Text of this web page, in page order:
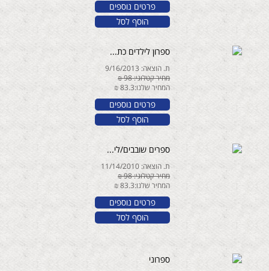
פרטים נוספים
הוסף לסל
ספרון לילדים כת...
ת. הוצאה: 9/16/2013
מחיר קטלוגי: 98 ₪
המחיר שלנו:83.3 ₪
פרטים נוספים
הוסף לסל
ספרים שובבים/לי...
ת. הוצאה: 11/14/2010
מחיר קטלוגי: 98 ₪
המחיר שלנו:83.3 ₪
פרטים נוספים
הוסף לסל
ספרוני